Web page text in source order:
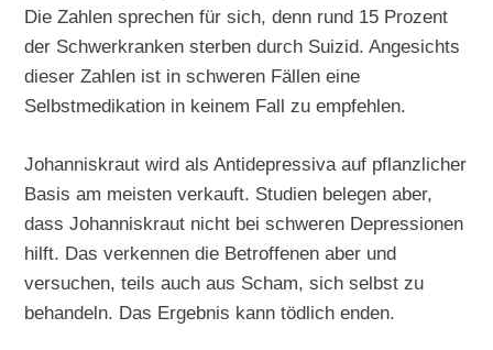
Die Zahlen sprechen für sich, denn rund 15 Prozent
der Schwerkranken sterben durch Suizid. Angesichts
dieser Zahlen ist in schweren Fällen eine
Selbstmedikation in keinem Fall zu empfehlen.
Johanniskraut wird als Antidepressiva auf pflanzlicher
Basis am meisten verkauft. Studien belegen aber,
dass Johanniskraut nicht bei schweren Depressionen
hilft. Das verkennen die Betroffenen aber und
versuchen, teils auch aus Scham, sich selbst zu
behandeln. Das Ergebnis kann tödlich enden.